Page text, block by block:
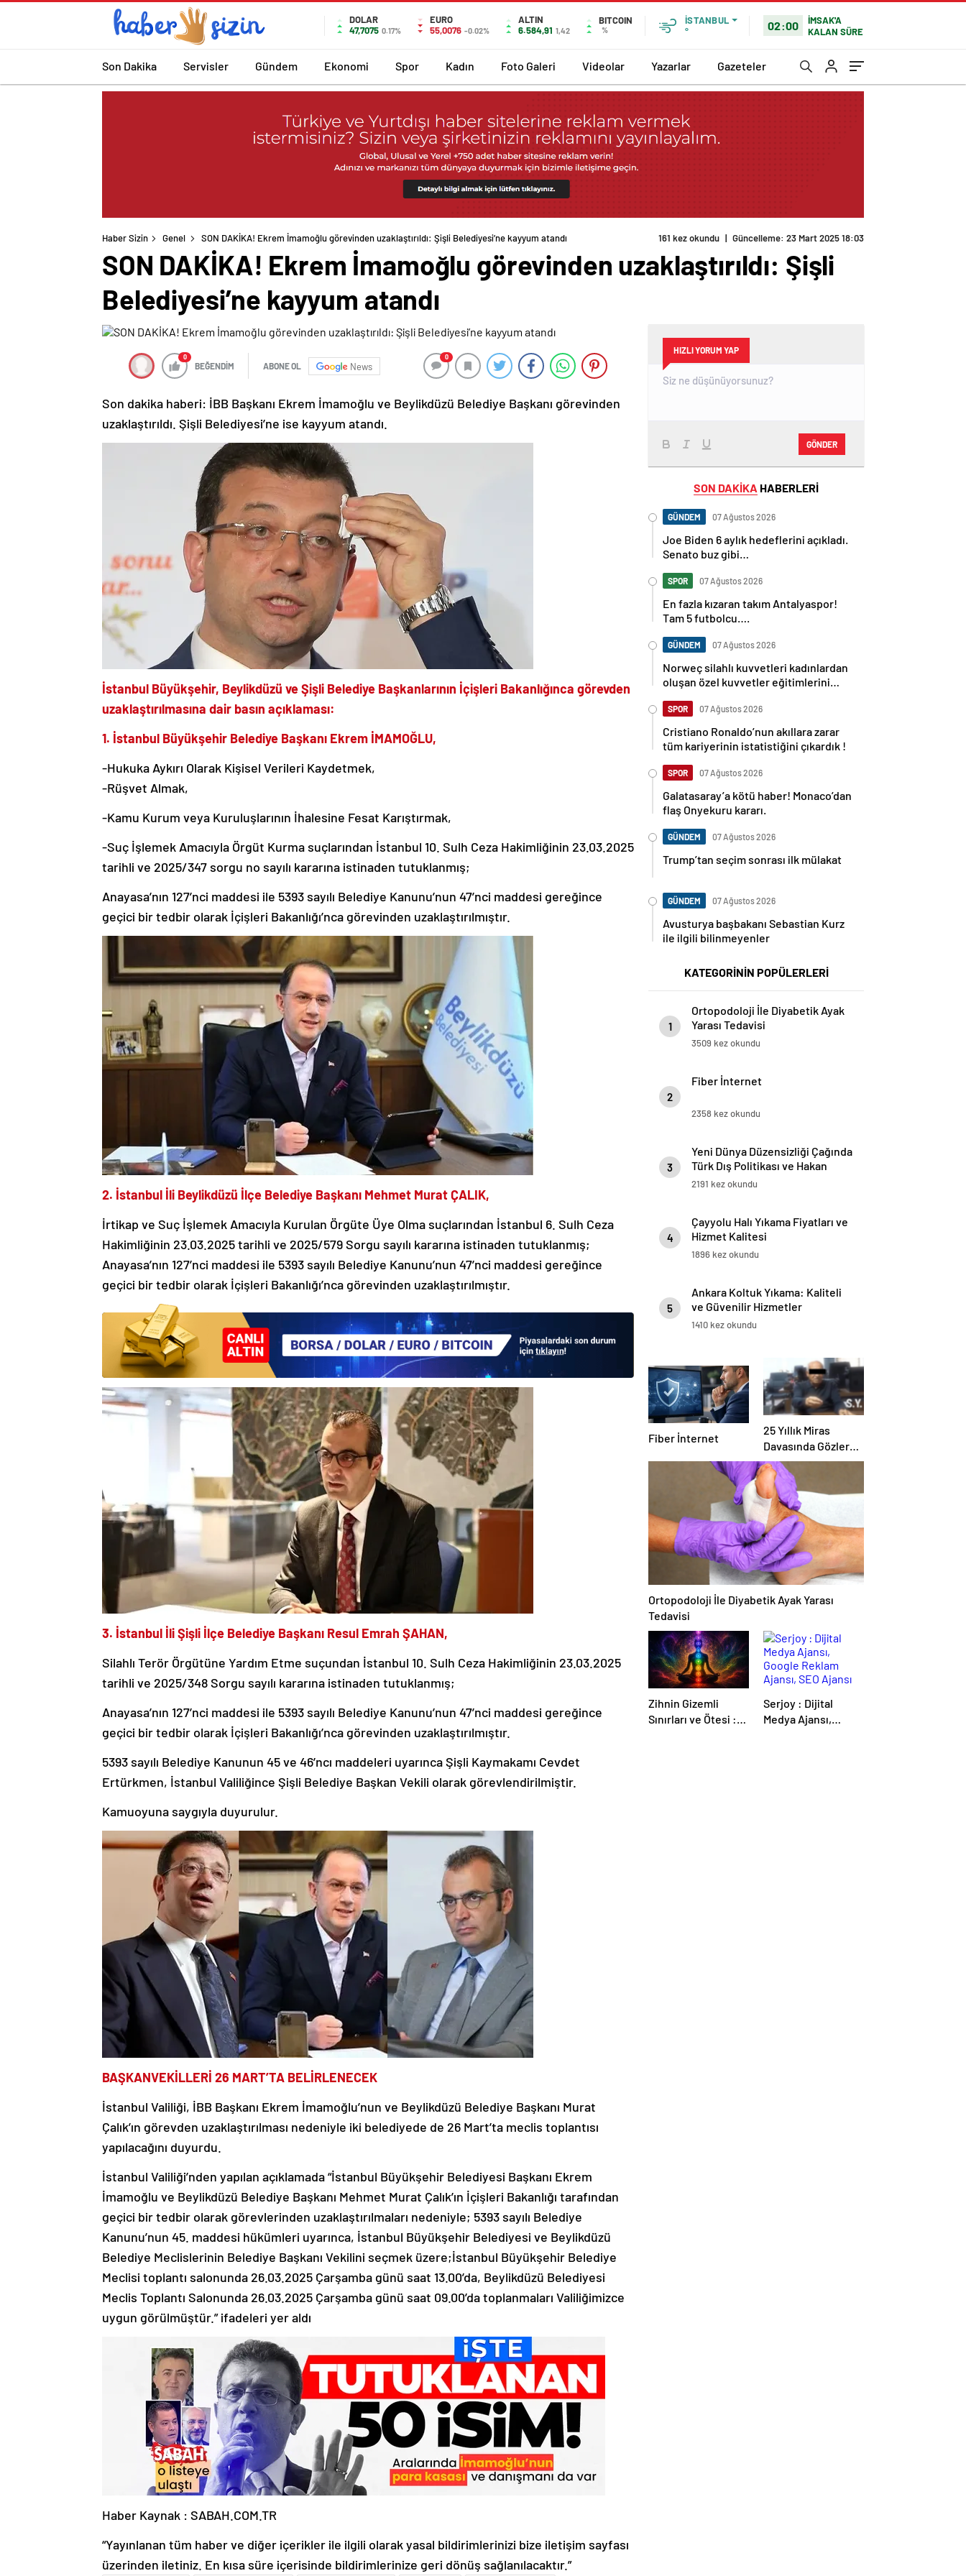
DOLAR
47,7075 0.17%
EURO
55,0076 -0.02%
ALTIN
6.584,91 1,42
BITCOIN
%
İSTANBUL
°
02:00
İMSAK'A
KALAN SÜRE
Son Dakika Servisler Gündem Ekonomi Spor Kadın Foto Galeri Videolar Yazarlar Gazeteler
Haber Sizin Genel SON DAKİKA! Ekrem İmamoğlu görevinden uzaklaştırıldı: Şişli Belediyesi’ne kayyum atandı 161 kez okundu | Güncelleme: 23 Mart 2025 18:03
SON DAKİKA! Ekrem İmamoğlu görevinden uzaklaştırıldı: Şişli
Belediyesi’ne kayyum atandı
0
BEĞENDİM ABONE OL News
0
Son dakika haberi: İBB Başkanı Ekrem İmamoğlu ve Beylikdüzü Belediye Başkanı görevinden
uzaklaştırıldı. Şişli Belediyesi’ne ise kayyum atandı.
İstanbul Büyükşehir, Beylikdüzü ve Şişli Belediye Başkanlarının İçişleri Bakanlığınca görevden
uzaklaştırılmasına dair basın açıklaması:
1. İstanbul Büyükşehir Belediye Başkanı Ekrem İMAMOĞLU,
-Hukuka Aykırı Olarak Kişisel Verileri Kaydetmek,
-Rüşvet Almak,
-Kamu Kurum veya Kuruluşlarının İhalesine Fesat Karıştırmak,
-Suç İşlemek Amacıyla Örgüt Kurma suçlarından İstanbul 10. Sulh Ceza Hakimliğinin 23.03.2025
tarihli ve 2025/347 sorgu no sayılı kararına istinaden tutuklanmış;
Anayasa’nın 127’nci maddesi ile 5393 sayılı Belediye Kanunu’nun 47’nci maddesi gereğince
geçici bir tedbir olarak İçişleri Bakanlığı’nca görevinden uzaklaştırılmıştır.
2. İstanbul İli Beylikdüzü İlçe Belediye Başkanı Mehmet Murat ÇALIK,
İrtikap ve Suç İşlemek Amacıyla Kurulan Örgüte Üye Olma suçlarından İstanbul 6. Sulh Ceza
Hakimliğinin 23.03.2025 tarihli ve 2025/579 Sorgu sayılı kararına istinaden tutuklanmış;
Anayasa’nın 127’nci maddesi ile 5393 sayılı Belediye Kanunu’nun 47’nci maddesi gereğince
geçici bir tedbir olarak İçişleri Bakanlığı’nca görevinden uzaklaştırılmıştır.
3. İstanbul İli Şişli İlçe Belediye Başkanı Resul Emrah ŞAHAN,
Silahlı Terör Örgütüne Yardım Etme suçundan İstanbul 10. Sulh Ceza Hakimliğinin 23.03.2025
tarihli ve 2025/348 Sorgu sayılı kararına istinaden tutuklanmış;
Anayasa’nın 127’nci maddesi ile 5393 sayılı Belediye Kanunu’nun 47’nci maddesi gereğince
geçici bir tedbir olarak İçişleri Bakanlığı’nca görevinden uzaklaştırılmıştır.
5393 sayılı Belediye Kanunun 45 ve 46’ncı maddeleri uyarınca Şişli Kaymakamı Cevdet
Ertürkmen, İstanbul Valiliğince Şişli Belediye Başkan Vekili olarak görevlendirilmiştir.
Kamuoyuna saygıyla duyurulur.
BAŞKANVEKİLLERİ 26 MART’TA BELİRLENECEK
İstanbul Valiliği, İBB Başkanı Ekrem İmamoğlu’nun ve Beylikdüzü Belediye Başkanı Murat
Çalık’ın görevden uzaklaştırılması nedeniyle iki belediyede de 26 Mart’ta meclis toplantısı
yapılacağını duyurdu.
İstanbul Valiliği’nden yapılan açıklamada “İstanbul Büyükşehir Belediyesi Başkanı Ekrem
İmamoğlu ve Beylikdüzü Belediye Başkanı Mehmet Murat Çalık’ın İçişleri Bakanlığı tarafından
geçici bir tedbir olarak görevlerinden uzaklaştırılmaları nedeniyle; 5393 sayılı Belediye
Kanunu’nun 45. maddesi hükümleri uyarınca, İstanbul Büyükşehir Belediyesi ve Beylikdüzü
Belediye Meclislerinin Belediye Başkanı Vekilini seçmek üzere;İstanbul Büyükşehir Belediye
Meclisi toplantı salonunda 26.03.2025 Çarşamba günü saat 13.00’da, Beylikdüzü Belediyesi
Meclis Toplantı Salonunda 26.03.2025 Çarşamba günü saat 09.00’da toplanmaları Valiliğimizce
uygun görülmüştür.” ifadeleri yer aldı
Haber Kaynak : SABAH.COM.TR
“Yayınlanan tüm haber ve diğer içerikler ile ilgili olarak yasal bildirimlerinizi bize iletişim sayfası
üzerinden iletiniz. En kısa süre içerisinde bildirimlerinize geri dönüş sağlanılacaktır.”
HIZLI YORUM YAP
GÖNDER
SON DAKİKA HABERLERİ
GÜNDEM 07 Ağustos 2026
Joe Biden 6 aylık hedeflerini açıkladı.
Senato buz gibi…
SPOR 07 Ağustos 2026
En fazla kızaran takım Antalyaspor!
Tam 5 futbolcu….
GÜNDEM 07 Ağustos 2026
Norweç silahlı kuvvetleri kadınlardan
oluşan özel kuvvetler eğitimlerini
SPOR 07 Ağustos 2026
Cristiano Ronaldo’nun akıllara zarar
tüm kariyerinin istatistiğini çıkardık !
SPOR 07 Ağustos 2026
Galatasaray’a kötü haber! Monaco’dan
flaş Onyekuru kararı.
GÜNDEM 07 Ağustos 2026
Trump’tan seçim sonrası ilk mülakat
GÜNDEM 07 Ağustos 2026
Avusturya başbakanı Sebastian Kurz
ile ilgili bilinmeyenler
KATEGORİNİN POPÜLERLERİ
1
Ortopodoloji İle Diyabetik Ayak
Yarası Tedavisi
3509 kez okundu
2
Fiber İnternet
2358 kez okundu
3
Yeni Dünya Düzensizliği Çağında
Türk Dış Politikası ve Hakan
Fidan Faktörü
2191 kez okundu
4
Çayyolu Halı Yıkama Fiyatları ve
Hizmet Kalitesi
1896 kez okundu
5
Ankara Koltuk Yıkama: Kaliteli
ve Güvenilir Hizmetler
1410 kez okundu
Fiber İnternet
25 Yıllık Miras
Davasında Gözler
Temmuz Ayındaki
Karar Duruşmasına
Çevrildi
Ortopodoloji İle Diyabetik Ayak Yarası
Tedavisi
Zihnin Gizemli
Sınırları ve Ötesi :
Serjoy : Dijital
Medya Ajansı,